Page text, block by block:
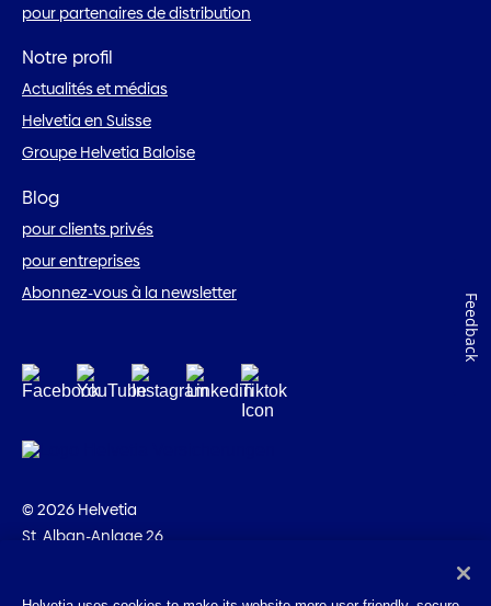
pour partenaires de distribution
Notre profil
Actualités et médias
Helvetia en Suisse
Groupe Helvetia Baloise
Blog
pour clients privés
pour entreprises
Abonnez-vous à la newsletter
© 2026 Helvetia
St. Alban-Anlage 26
Feedback